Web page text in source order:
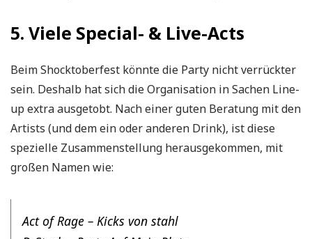
5. Viele Special- & Live-Acts
Beim Shocktoberfest könnte die Party nicht verrückter
sein. Deshalb hat sich die Organisation in Sachen Line-
up extra ausgetobt. Nach einer guten Beratung mit den
Artists (und dem ein oder anderen Drink), ist diese
spezielle Zusammenstellung herausgekommen, mit
großen Namen wie:
Act of Rage – Kicks von stahl